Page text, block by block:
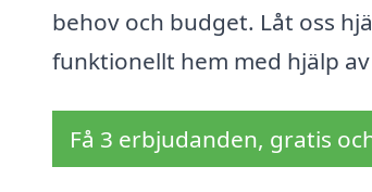
behov och budget. Låt oss
funktionellt hem med hjälp
Få 3 erbjudanden, gratis